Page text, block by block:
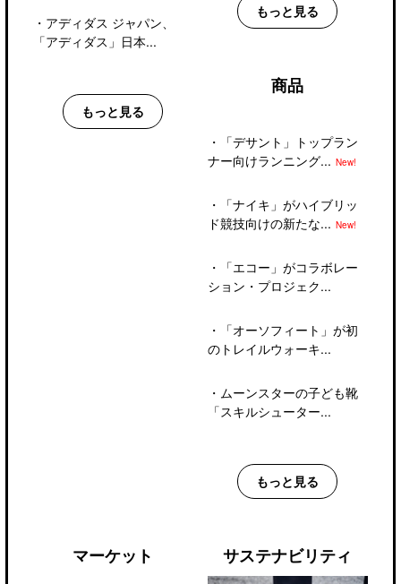
・ アディダス ジャパン、
「アディダス」日本...
もっと見る
もっと見る
商品
・
「デサント」トップラン
ナー向けランニング... New!
・
「ナイキ」がハイブリッ
ド競技向けの新たな... New!
・
「エコー」がコラボレー
ション・プロジェク...
・
「オーソフィート」が初
のトレイルウォーキ...
・ ムーンスターの子ども靴
「スキルシューター...
もっと見る
マーケット サステナビリティ